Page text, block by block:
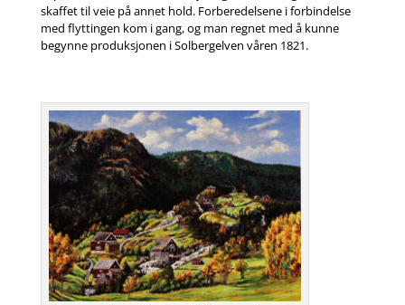
skaffet til veie på annet hold. Forberedelsene i forbindelse
med flyttingen kom i gang, og man regnet med å kunne
begynne produksjonen i Solbergelven våren 1821.